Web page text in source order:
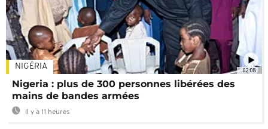
02:08
NIGÉRIA
Nigeria : plus de 300 personnes libérées des
mains de bandes armées
Il y a 11 heures